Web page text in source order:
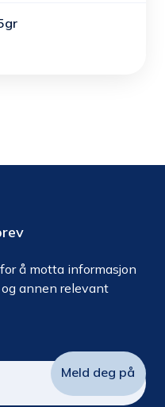
å motta informasjon
annen relevant